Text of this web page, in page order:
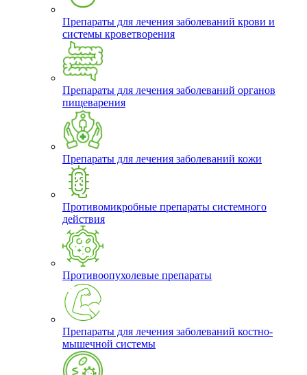
Препараты для лечения заболеваний крови и
системы кроветворения
Препараты для лечения заболеваний органов
пищеварения
Препараты для лечения заболеваний кожи
Противомикробные препараты системного
действия
Противоопухолевые препараты
Препараты для лечения заболеваний костно-
мышечной системы